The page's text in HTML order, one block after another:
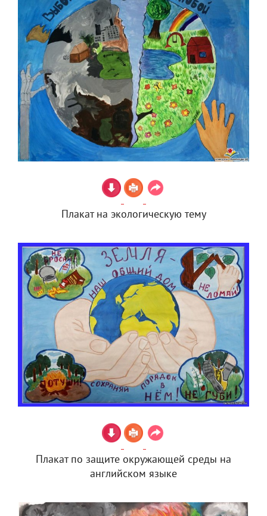
Плакат на экологическую тему
Плакат по защите окружающей среды на
английском языке